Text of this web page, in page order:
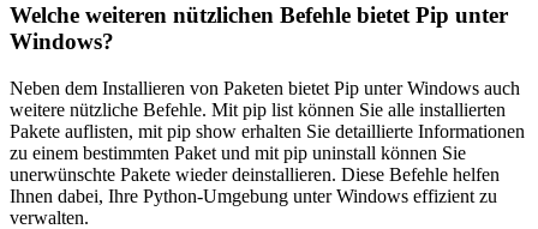
Welche weiteren nützlichen Befehle bietet Pip unter
Windows?
Neben dem Installieren von Paketen bietet Pip unter Windows auch
weitere nützliche Befehle. Mit pip list können Sie alle installierten
Pakete auflisten, mit pip show erhalten Sie detaillierte Informationen
zu einem bestimmten Paket und mit pip uninstall können Sie
unerwünschte Pakete wieder deinstallieren. Diese Befehle helfen
Ihnen dabei, Ihre Python-Umgebung unter Windows effizient zu
verwalten.